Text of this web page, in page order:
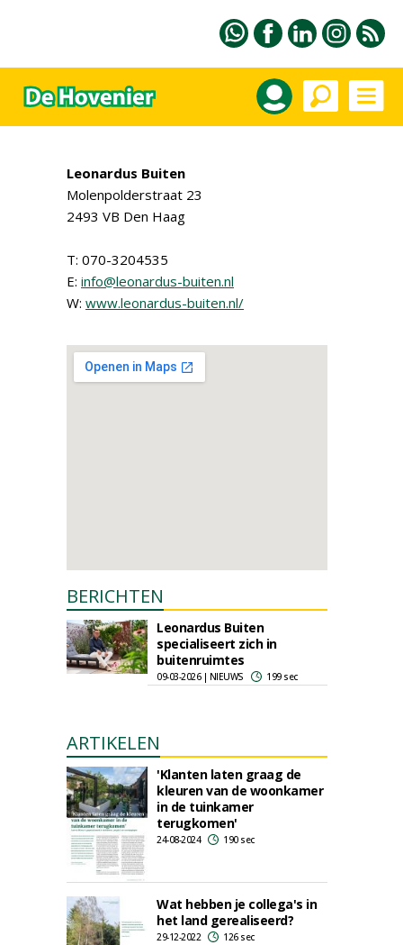
Leonardus Buiten
Molenpolderstraat 23
2493 VB Den Haag
T: 070-3204535
E: info@leonardus-buiten.nl
W: www.leonardus-buiten.nl/
BERICHTEN
Leonardus Buiten
specialiseert zich in
buitenruimtes
09-03-2026 | NIEUWS 199 sec
ARTIKELEN
'Klanten laten graag de
kleuren van de woonkamer
in de tuinkamer
terugkomen'
24-08-2024 190 sec
Wat hebben je collega's in
het land gerealiseerd?
29-12-2022 126 sec